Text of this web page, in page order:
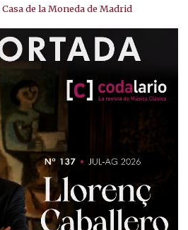
Casa de la Moneda de Madrid